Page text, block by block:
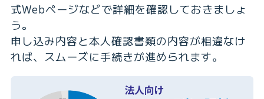
式Webページなどで詳細を確認しておきましょ
う。
申し込み内容と本人確認書類の内容が相違なけ
れば、スムーズに手続きが進められます。